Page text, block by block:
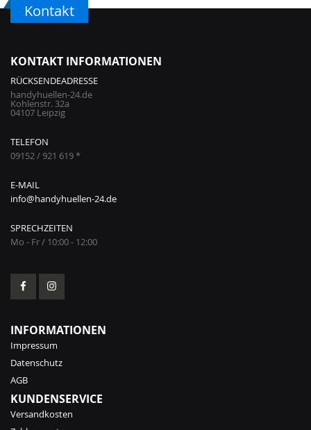
Kontakt
KONTAKT INFORMATIONEN
RÜCKSENDEADRESSE
handyhuellen-24.de
Kohlenstr. 32a
04107 Leipzig
TELEFON
09152 / 921 619 *
E-MAIL
info@handyhuellen-24.de
SPRECHZEITEN
Mo - Fr / 10:00 - 12:00
INFORMATIONEN
Impressum
Datenschutz
AGB
KUNDENSERVICE
Versandkosten